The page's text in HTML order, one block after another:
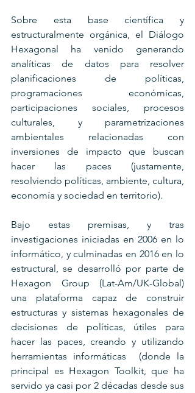
Sobre esta base científica y
estructuralmente orgánica, el Diálogo
Hexagonal ha venido generando
analíticas de datos para resolver
planificaciones de políticas,
programaciones  económicas,
participaciones sociales, procesos
culturales, y parametrizaciones
ambientales relacionadas con
inversiones de impacto que buscan
hacer las paces (justamente,
resolviendo políticas, ambiente, cultura,
economía y sociedad en territorio).
Bajo estas premisas, y tras
investigaciones iniciadas en 2006 en lo
informático, y culminadas en 2016 en lo
estructural, se desarrolló por parte de
Hexagon Group (Lat-Am/UK-Global)
una plataforma capaz de construir
estructuras y sistemas hexagonales de
decisiones de políticas, útiles para
hacer las paces, creando y utilizando
herramientas informáticas  (donde la
principal es Hexagon Toolkit, que ha
servido ya casi por 2 décadas desde sus